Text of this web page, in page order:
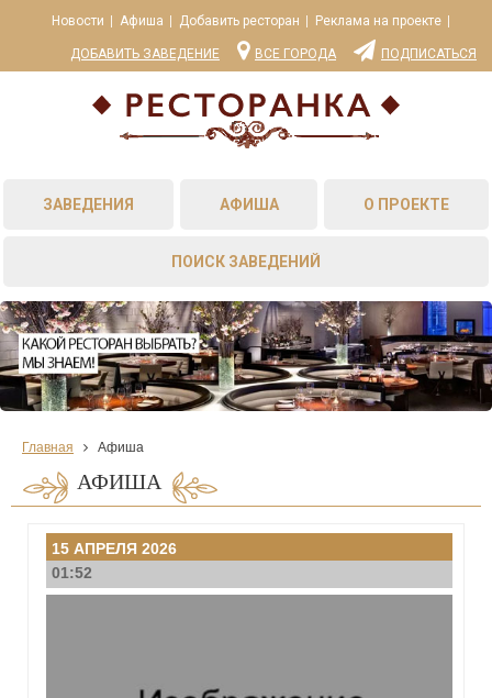
Новости Афиша Добавить ресторан Реклама на проекте
ДОБАВИТЬ ЗАВЕДЕНИЕ ВСЕ ГОРОДА ПОДПИСАТЬСЯ
ЗАВЕДЕНИЯ АФИША О ПРОЕКТЕ
ПОИСК ЗАВЕДЕНИЙ
Главная Афиша
АФИША
15 АПРЕЛЯ 2026
01:52